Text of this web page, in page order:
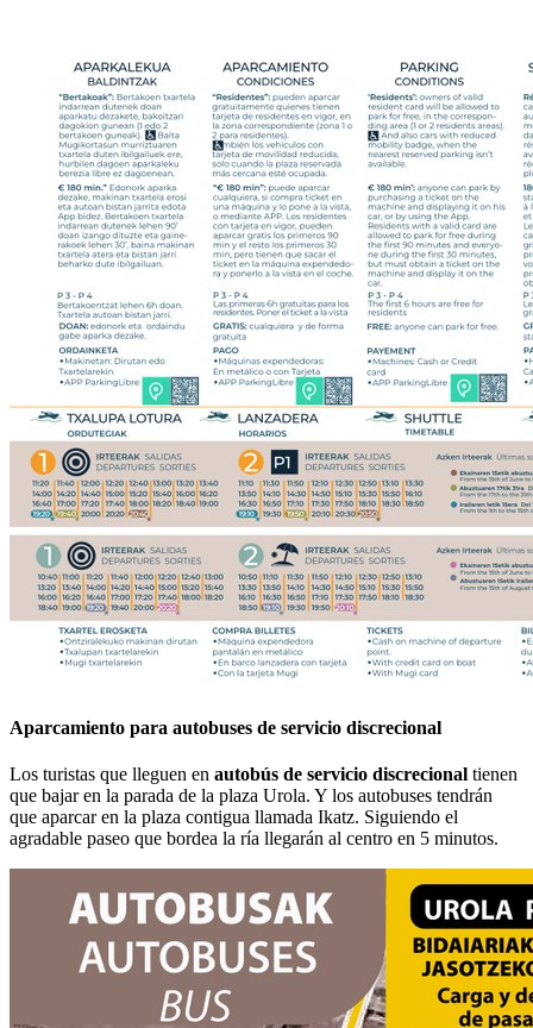
Aparcamiento para autobuses de servicio discrecional
Los turistas que lleguen en autobús de servicio discrecional tienen
que bajar en la parada de la plaza Urola. Y los autobuses tendrán
que aparcar en la plaza contigua llamada Ikatz. Siguiendo el
agradable paseo que bordea la ría llegarán al centro en 5 minutos.